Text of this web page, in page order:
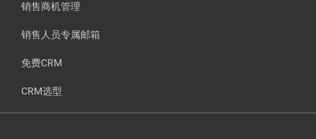
销售商机管理
销售人员专属邮箱
免费CRM
CRM选型